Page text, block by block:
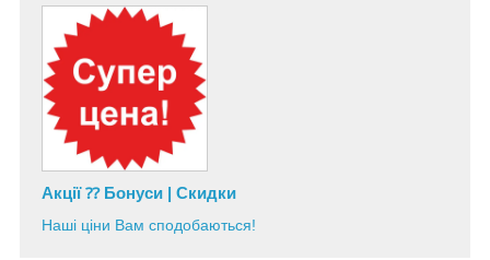
Акції ⁇ Бонуси | Скидки
Наші ціни Вам сподобаються!